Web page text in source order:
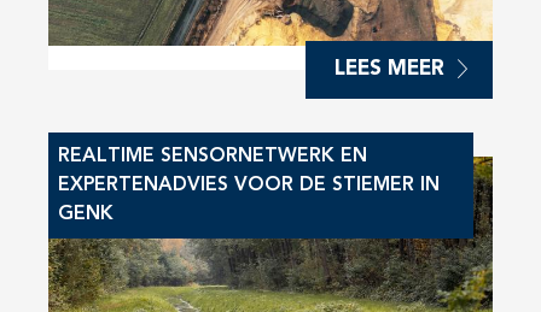
LEES MEER
REALTIME SENSORNETWERK EN
EXPERTENADVIES VOOR DE STIEMER IN
GENK